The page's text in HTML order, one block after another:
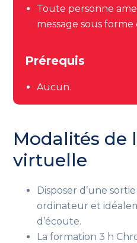
Toute personne
message sous forme
Prérequis
Aucun.
Modalités de
virtuelle
Disposer d’une
ordinateur et
d’écoute.
La formation 3 h